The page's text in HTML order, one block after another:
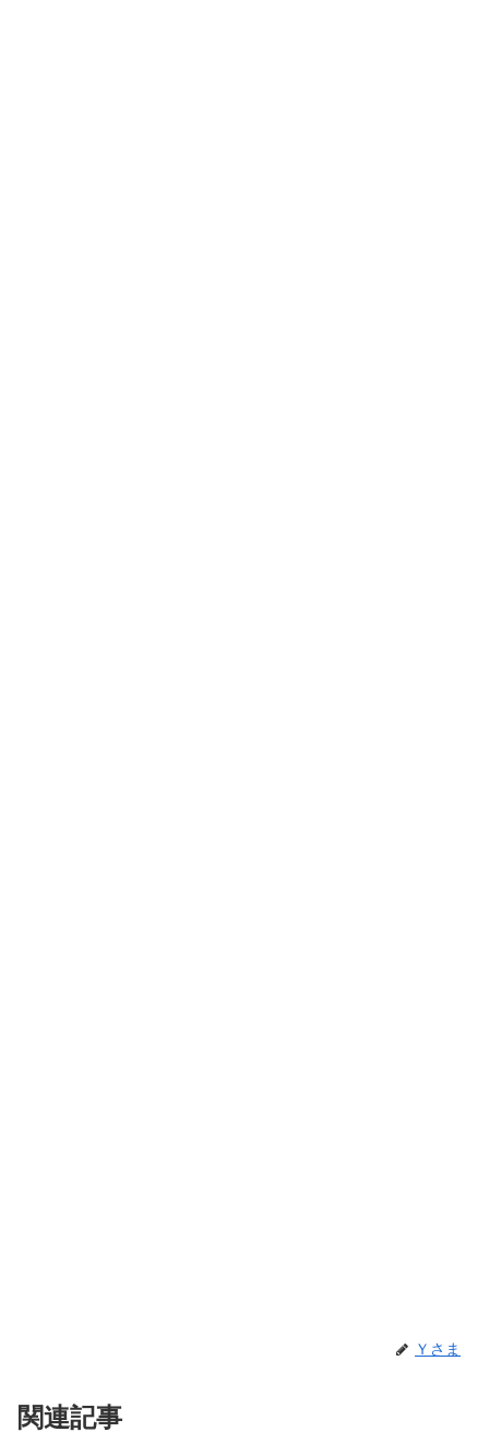
Ｙさま
関連記事